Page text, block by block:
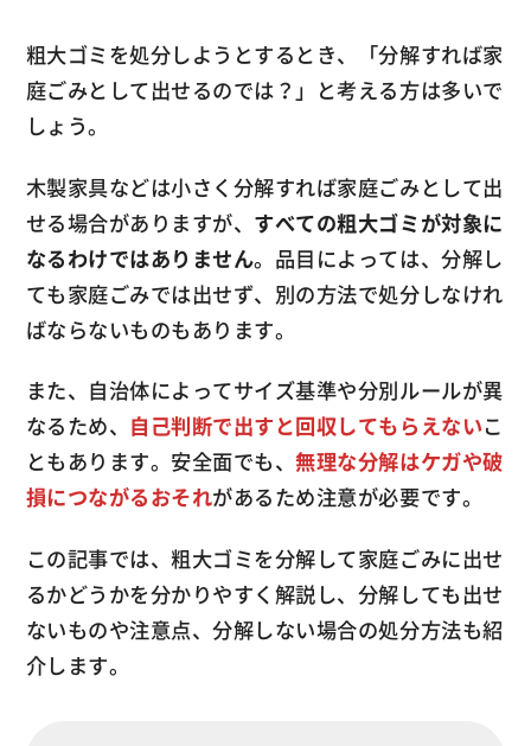
粗大ゴミを処分しようとするとき、「分解すれば家
庭ごみとして出せるのでは？」と考える方は多いで
しょう。
木製家具などは小さく分解すれば家庭ごみとして出
せる場合がありますが、 すべての粗大ゴミが対象に
なるわけではありません。品目によっては、分解し
ても家庭ごみでは出せず、別の方法で処分しなけれ
ばならないものもあります。
また、自治体によってサイズ基準や分別ルールが異
なるため、 自己判断で出すと回収してもらえないこ
ともあります。安全面でも、無理な分解はケガや破
損につながるおそれがあるため注意が必要です。
この記事では、粗大ゴミを分解して家庭ごみに出せ
るかどうかを分かりやすく解説し、分解しても出せ
ないものや注意点、分解しない場合の処分方法も紹
介します。